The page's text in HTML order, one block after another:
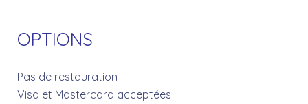
OPTIONS
Pas de restauration
Visa et Mastercard acceptées